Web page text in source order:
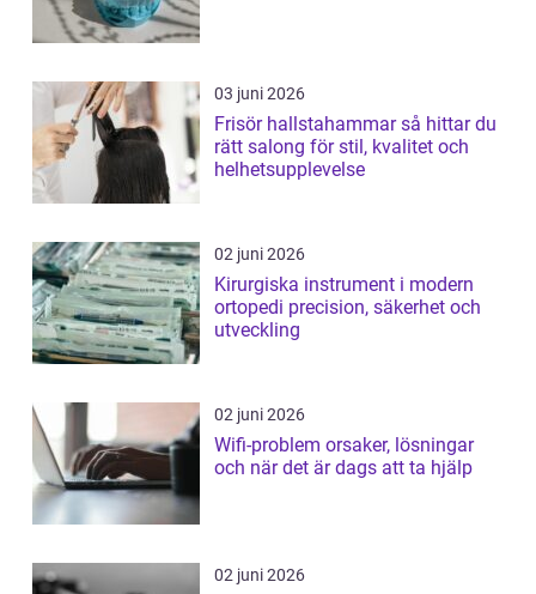
03 juni 2026
Frisör hallstahammar så hittar du
rätt salong för stil, kvalitet och
helhetsupplevelse
02 juni 2026
Kirurgiska instrument i modern
ortopedi precision, säkerhet och
utveckling
02 juni 2026
Wifi-problem orsaker, lösningar
och när det är dags att ta hjälp
02 juni 2026